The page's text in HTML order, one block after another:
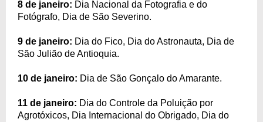
8 de janeiro: Dia Nacional da Fotografia e do
Fotógrafo, Dia de São Severino.
9 de janeiro: Dia do Fico, Dia do Astronauta, Dia de
São Julião de Antioquia.
10 de janeiro: Dia de São Gonçalo do Amarante.
11 de janeiro: Dia do Controle da Poluição por
Agrotóxicos, Dia Internacional do Obrigado, Dia do